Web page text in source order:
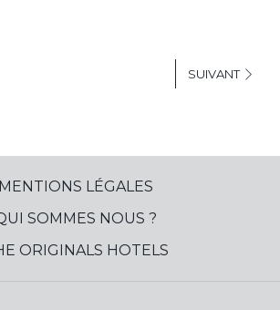
un acteur majeur de la
partenaires fortes et ses
France Boissons propose un
diversifié et de qualité : la
les boissons gazeuses et les
SUIVANT
MENTIONS LÉGALES
SOMMES NOUS ?
ORIGINALS HOTELS